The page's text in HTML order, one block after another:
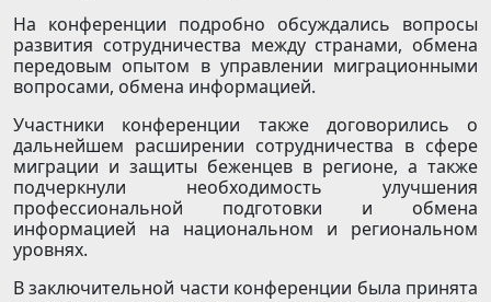
На конференции подробно обсуждались вопросы
развития сотрудничества между странами, обмена
передовым опытом в управлении миграционными
вопросами, обмена информацией.
Участники конференции также договорились о
дальнейшем расширении сотрудничества в сфере
миграции и защиты беженцев в регионе, а также
подчеркнули необходимость улучшения
профессиональной подготовки и обмена
информацией на национальном и региональном
уровнях.
В заключительной части конференции была принята